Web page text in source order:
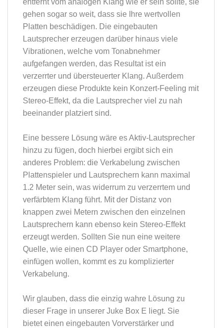
gehen sogar so weit, dass sie Ihre wertvollen
Platten beschädigen. Die eingebauten
Lautsprecher erzeugen darüber hinaus viele
Vibrationen, welche vom Tonabnehmer
aufgefangen werden, das Resultat ist ein
verzerrter und übersteuerter Klang. Außerdem
erzeugen diese Produkte kein Konzert-Feeling mit
Stereo-Effekt, da die Lautsprecher viel zu nah
beeinander platziert sind.
Eine bessere Lösung wäre es Aktiv-Lautsprecher
hinzu zu fügen, doch hierbei ergibt sich ein
anderes Problem: die Verkabelung zwischen
Plattenspieler und Lautsprechern kann maximal
1.2 Meter sein, was widerrum zu verzerrtem und
verfärbtem Klang führt. Mit der Distanz von
knappen zwei Metern zwischen den einzelnen
Lautsprechern kann ebenso kein Stereo-Effekt
erzeugt werden. Sollten Sie nun eine weitere
Quelle, wie einen CD Player oder Smartphone,
einfügen wollen, kommt es zu komplizierter
Verkabelung.
Wir glauben, dass die einzig wahre Lösung zu
dieser Frage in unserer Juke Box E liegt. Sie
bietet einen eingebauten Vorverstärker und